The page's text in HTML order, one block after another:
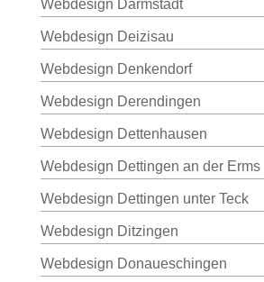
Webdesign Darmstadt
Webdesign Deizisau
Webdesign Denkendorf
Webdesign Derendingen
Webdesign Dettenhausen
Webdesign Dettingen an der Erms
Webdesign Dettingen unter Teck
Webdesign Ditzingen
Webdesign Donaueschingen